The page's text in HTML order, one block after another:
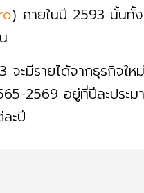
) ภายในปี 2593 นั้นทั้
ะมีรายได้จากธุรกิจให
2569 อยู่ที่ปีละประ
ะปี